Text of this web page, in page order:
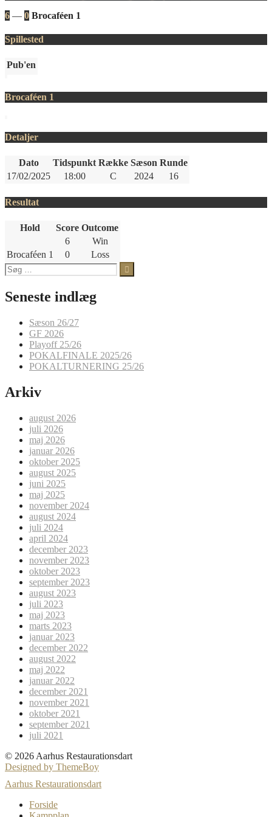
6 — 0 Brocaféen 1
Spillested
Pub'en
Brocaféen 1
Detaljer
Dato Tidspunkt Række Sæson Runde
17/02/2025
18:00 C 2024 16
Resultat
Hold Score Outcome
6
Win
Brocaféen 1
0
Loss
Søg
efter:
Seneste indlæg
Sæson 26/27
GF 2026
Playoff 25/26
POKALFINALE 2025/26
POKALTURNERING 25/26
Arkiv
august 2026
juli 2026
maj 2026
januar 2026
oktober 2025
august 2025
juni 2025
maj 2025
november 2024
august 2024
juli 2024
april 2024
december 2023
november 2023
oktober 2023
september 2023
august 2023
juli 2023
maj 2023
marts 2023
januar 2023
december 2022
august 2022
maj 2022
januar 2022
december 2021
november 2021
oktober 2021
september 2021
juli 2021
© 2026 Aarhus Restaurationsdart
Designed by ThemeBoy
Aarhus Restaurationsdart
Forside